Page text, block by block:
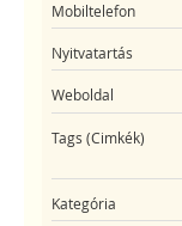
Mobiltelefon
Nyitvatartás
Weboldal
Tags (Cimkék)
Kategória